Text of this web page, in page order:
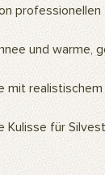
professionellen
und warme,
mit realistischem
Kulisse für